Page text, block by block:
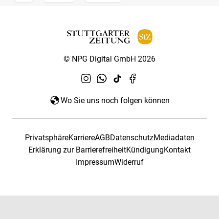
© NPG Digital GmbH 2026
Wo Sie uns noch folgen können
PrivatsphäreKarriereAGBDatenschutzMediadaten
Erklärung zur BarrierefreiheitKündigungKontakt
ImpressumWiderruf